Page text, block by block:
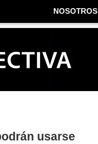
NOSOTROS
usarse